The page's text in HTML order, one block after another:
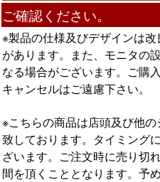
ご確認ください。
※製品の仕様及びデザインは
があります。また、モニタの
なる場合がございます。ご購
キャンセルはご遠慮下さい。
※こちらの商品は店頭及び他
致しております。タイミング
ざいます。ご注文時に売り切
間を頂くこととなります。予